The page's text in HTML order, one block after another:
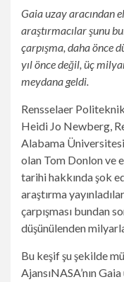
Gaia uzay aracından
araştırmacılar şunu
çarpışma, daha önce
yıl önce değil, üç
meydana geldi.
Rensselaer
Heidi Jo Newberg,
Alabama
olan Tom Donlon ve
tarihi hakkında şok
araştırma
çarpışması bundan
düşünülenden
Bu keşif şu şekilde
AjansıNASA’nın